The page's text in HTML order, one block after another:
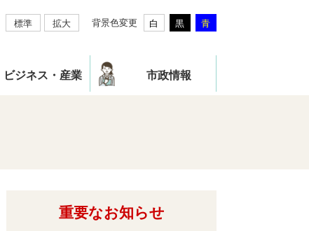
標準 拡大 背景色変更 白 黒 青
ビジネス・産業 市政情報
重要なお知らせ